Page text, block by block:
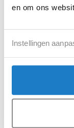
en om ons
Instellingen